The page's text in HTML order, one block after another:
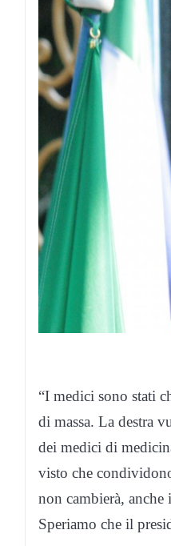
“I medici sono stati
di massa. La destra
dei medici di
visto che
non cambierà,
Speriamo che il